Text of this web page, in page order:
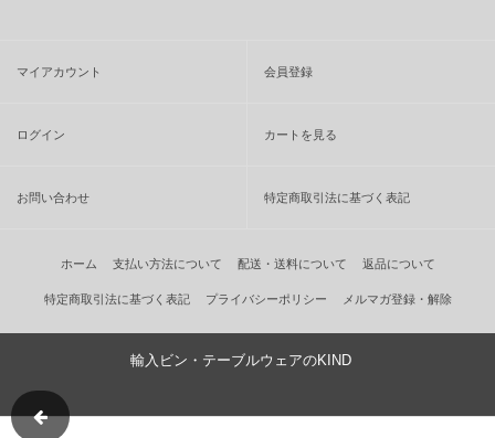
マイアカウント 会員登録
ログイン カートを見る
お問い合わせ 特定商取引法に基づく表記
ホーム 支払い方法について 配送・送料について 返品について
特定商取引法に基づく表記 プライバシーポリシー メルマガ登録・解除
輸入ビン・テーブルウェアのKIND